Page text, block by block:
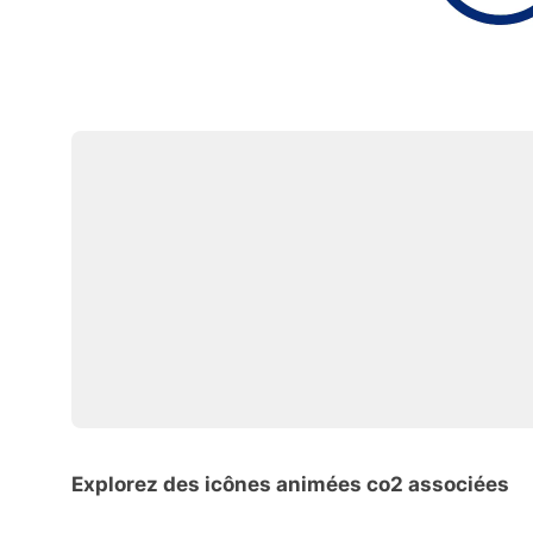
Explorez des icônes animées co2 associées